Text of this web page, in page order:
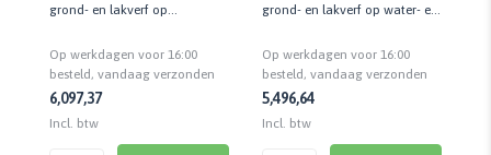
grond- en lakverf op
Op werkdagen voor 16:00
besteld, vandaag verzonden
6,097,37
Incl. btw
grond- en lakverf op water- en
Op werkdagen voor 16:00
besteld, vandaag verzonden
5,496,64
Incl. btw